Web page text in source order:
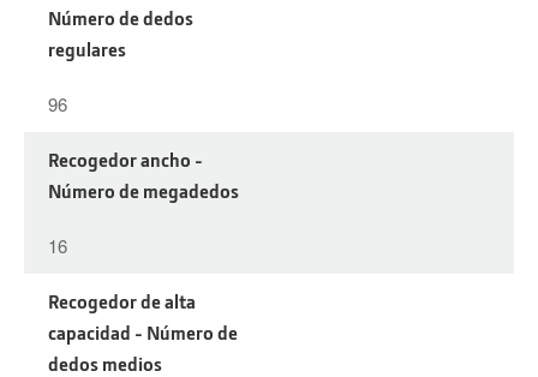
Número de dedos
regulares
96
Recogedor ancho -
Número de megadedos
16
Recogedor de alta
capacidad - Número de
dedos medios